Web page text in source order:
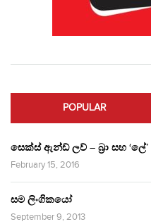
POPULAR
සෙක්ස් ඇන්ඩ් ලව් – බ්‍රා සහ ‘ලේ’
February 15, 2016
සම ලිංගිකයෝ
September 9, 2013